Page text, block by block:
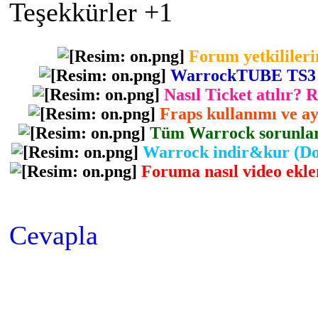
Teşekkürler +1
Forum
WarrockTUBE
Nasıl Ticket atılır?
Fraps kullanımı ve
Tüm Warrock
Warrock indir&kur
Foruma nasıl video
Cevapla